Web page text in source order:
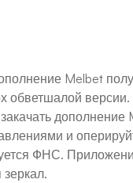
Melbet
обветшалой версии.
дополнение
и
ФНС.